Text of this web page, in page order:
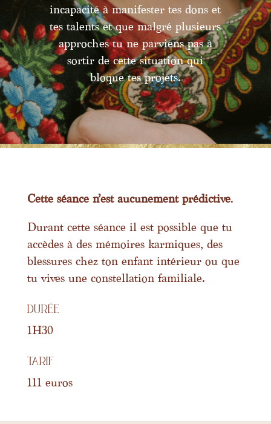
incapacité à manifester tes dons et
tes talents et que malgré plusieurs
approches tu ne parviens pas à
sortir de cette situation qui
bloque tes projets.
Cette séance n’est aucunement prédictive.
Durant cette séance il est possible que tu
accèdes à des mémoires karmiques, des
blessures chez ton enfant intérieur ou que
tu vives une constellation familiale.
Durée
1H30
Tarif
111 euros